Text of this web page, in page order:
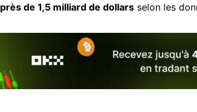
près de 1,5 milliard de dollars selon les